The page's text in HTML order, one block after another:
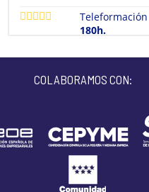
Teleformación
180h.
COLABORAMOS CON: